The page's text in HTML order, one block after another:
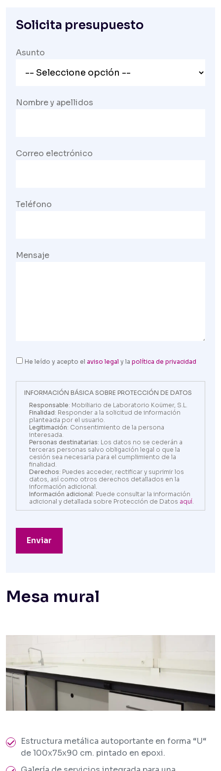
Solicita presupuesto
Asunto
Nombre y apellidos
Correo electrónico
Teléfono
Mensaje
He leído y acepto el aviso legal y la política de privacidad
INFORMACIÓN BÁSICA SOBRE PROTECCIÓN DE DATOS
Responsable: Mobiliario de Laboratorio Koümer, S.L.
Finalidad: Responder a la solicitud de información
planteada por el usuario.
Legitimación: Consentimiento de la persona
interesada.
Personas destinatarias: Los datos no se cederán a
terceras personas salvo obligación legal o que la
cesión sea necesaria para el cumplimiento de la
finalidad.
Derechos: Puedes acceder, rectificar y suprimir los
datos, así como otros derechos detallados en la
información adicional.
Información adicional: Puede consultar la información
adicional y detallada sobre Protección de Datos aquí.
Enviar
Mesa mural
Estructura metálica autoportante en forma “U“
de 100x75x90 cm. pintado en epoxi.